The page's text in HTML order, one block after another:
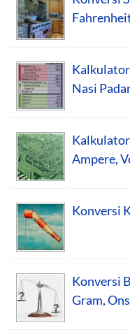
Nasi
Ampere,
Konversi
Konversi
Gram,